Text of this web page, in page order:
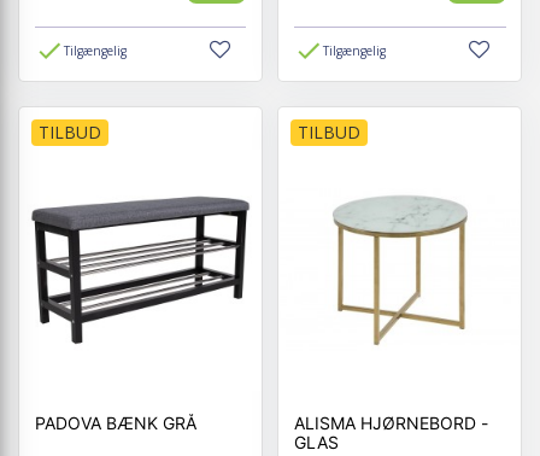
Tilgængelig Tilgængelig
TILBUD
PADOVA BÆNK GRÅ
TILBUD
ALISMA HJØRNEBORD -
GLAS